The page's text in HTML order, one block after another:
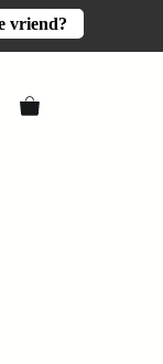
vriend?